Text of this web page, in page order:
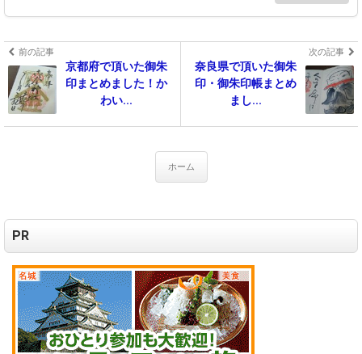
前の記事
京都府で頂いた御朱
印まとめました！か
わい...
次の記事
奈良県で頂いた御朱
印・御朱印帳まとめ
まし...
ホーム
PR